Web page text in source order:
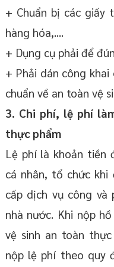
+ Chuẩn bị các giấy
hàng hóa,....
+ Dụng cụ phải để
+ Phải dán công
chuẩn về an toàn vệ
3. Chi phí, lệ phí
thực phẩm
Lệ phí là khoản tiền
cá nhân, tổ chức khi
cấp dịch vụ công và
nhà nước. Khi nộp
vệ sinh an toàn
nộp lệ phí theo quy